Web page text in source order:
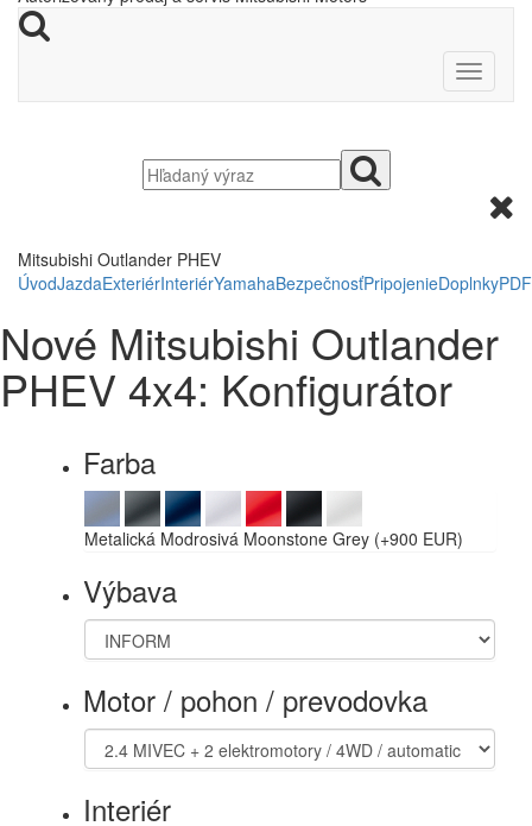
Mitsubishi Outlander PHEV
ÚvodJazdaExteriérInteriérYamahaBezpečnosťPripojenieDoplnkyPDF
Nové Mitsubishi Outlander
PHEV 4x4: Konfigurátor
Farba
Metalická Modrosivá Moonstone Grey (+900 EUR)
Výbava
Motor / pohon / prevodovka
Interiér